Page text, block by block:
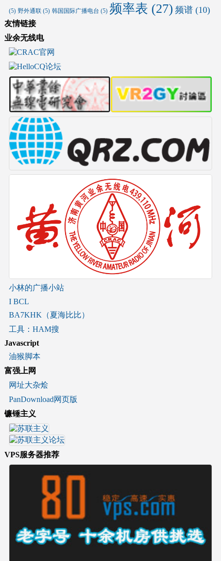
(5) 野外通联(5) 韩国国际广播电台 (5) 频率表 (27) 频谱(10)
友情链接
业余无线电
小林的广播小站
I BCL
BA7KHK（夏海比比）
工具：HAM搜
Javascript
油猴脚本
富强上网
网址大杂烩
PanDownload网页版
镰锤主义
VPS服务器推荐